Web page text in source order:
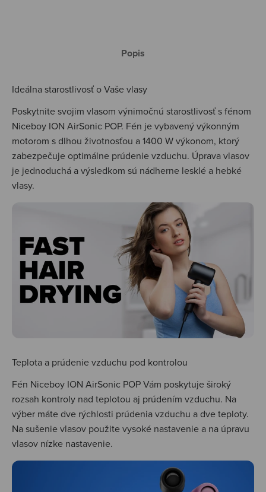
Popis
Ideálna starostlivosť o Vaše vlasy
Poskytnite svojim vlasom výnimočnú starostlivosť s fénom
Niceboy ION AirSonic POP. Fén je vybavený výkonným
motorom s dlhou životnosťou a 1400 W výkonom, ktorý
zabezpečuje optimálne prúdenie vzduchu. Úprava vlasov
je jednoduchá a výsledkom sú nádherne lesklé a hebké
vlasy.
Teplota a prúdenie vzduchu pod kontrolou
Fén Niceboy ION AirSonic POP Vám poskytuje široký
rozsah kontroly nad teplotou aj prúdením vzduchu. Na
výber máte dve rýchlosti prúdenia vzduchu a dve teploty.
Na sušenie vlasov použite vysoké nastavenie a na úpravu
vlasov nízke nastavenie.